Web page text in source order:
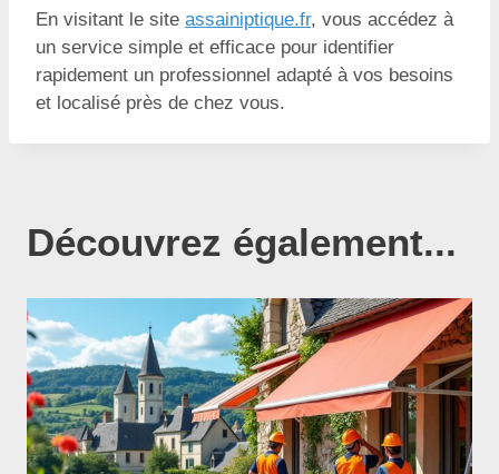
En visitant le site assainiptique.fr, vous accédez à
un service simple et efficace pour identifier
rapidement un professionnel adapté à vos besoins
et localisé près de chez vous.
Découvrez également...